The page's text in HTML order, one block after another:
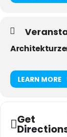
LEARN MORE
Get